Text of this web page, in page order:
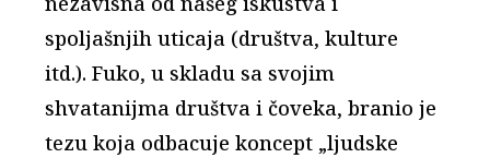
spoljašnjih uticaja (društva, kulture
itd.). Fuko, u skladu sa svojim
shvatanijma društva i čoveka, branio je
tezu koja odbacuje koncept „ljudske